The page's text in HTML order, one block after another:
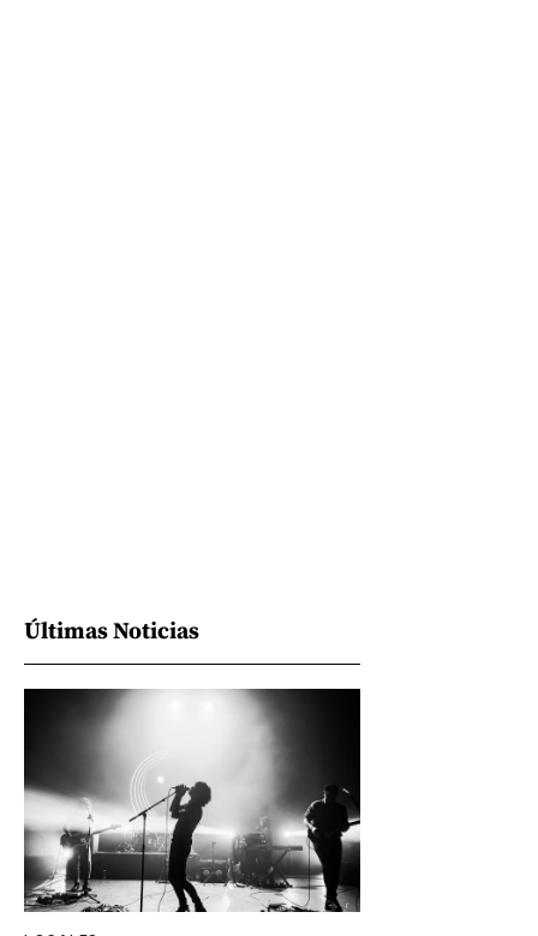
Últimas Noticias